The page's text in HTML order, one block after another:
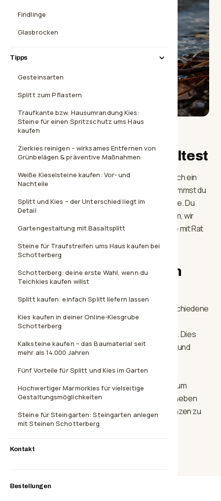
Findlinge
Glasbrocken
Tipps
Gesteinsarten
Splitt zum Pflastern
Traufkante bzw. Hausumrandung Kies:
Steine für einen Spritzschutz ums Haus
kaufen
Zierkies reinigen – wirksames Entfernen von
Grünbelägen & präventive Maßnahmen
Weiße Kieselsteine kaufen: Vor- und
Nachteile
Splitt und Kies – der Unterschied liegt im
Detail
Gartengestaltung mit Basaltsplitt
Steine für Traufstreifen ums Haus kaufen bei
Schotterberg
Schotterberg: deine erste Wahl, wenn du
Teichkies kaufen willst
Splitt kaufen: einfach Splitt liefern lassen
Kies kaufen in deiner Online-Kiesgrube
Schotterberg
Kalksteine kaufen – das Baumaterial seit
mehr als 14.000 Jahren
Fünf Vorteile für Splitt und Kies im Garten
Hochwertiger Marmorkies für vielseitige
Gestaltungsmöglichkeiten
Steine für Steingarten: Steingarten anlegen
mit Steinen Schotterberg
Kontakt
Bestellungen
Schotterberg kaufen solltest
Wenn duTeichkieskaufst, möchtest du sicherlich ein
Produkt von hoher Qualität. Und genau das bekommst du
bei uns. Wir bieten dir einen umfassenden Service. Du
hast Fragen zu unseren Produkten? Kein Problem, wir
stehen dir während unserer Servicezeiten gerne mit Rat
und Tat zur Seite.
Einige Gestaltungsideen
umfassen:
: Verwende verschiedene
Kiesgrößen und -farben, um einen natürlichen
Übergang vom Land zum Wasser zu schaffen. Dies
fördert auch die Ansiedlung von Uferpflanzen und
Akzentuierung mit Farbkies: Setze gezielte
Farbakzente mit speziell ausgewähltem Kies, um
bestimmte Bereiche deines Teichs hervorzuheben
oder einen Kontrast zu den umliegenden Pflanzen zu
schaffen.